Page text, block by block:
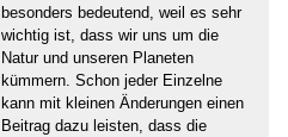
besonders bedeutend, weil es sehr
wichtig ist, dass wir uns um die
Natur und unseren Planeten
kümmern. Schon jeder Einzelne
kann mit kleinen Änderungen einen
Beitrag dazu leisten, dass die